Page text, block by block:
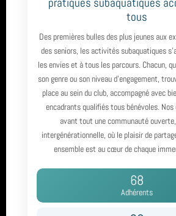
biologie
Espagne
plongée
piscine
plongee
carrière
TIV
année 2023 (8)
année 2022 (5)
année 2021 (2)
année 2020 (3)
année 2019 (5)
année 2018 (6)
année 2017 (10)
tous
Des premières bulles des plus jeunes aux
des seniors, les activités subaquatiques
les envies et à tous les parcours. Chacun,
son genre ou son niveau d’engagement,
place au sein du club, accompagné avec
encadrants qualifiés tous bénévoles.
avant tout une communauté
intergénérationnelle, où le plaisir de
ensemble est au cœur de chaque
68
Adhérents